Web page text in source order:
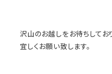
沢山のお越しをお待ちしてお
宜しくお願い致します。⁡